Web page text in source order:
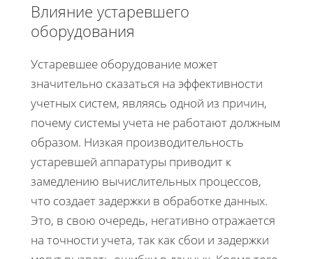
Влияние устаревшего
оборудования
Устаревшее оборудование может
значительно сказаться на эффективности
учетных систем, являясь одной из причин,
почему системы учета не работают должным
образом. Низкая производительность
устаревшей аппаратуры приводит к
замедлению вычислительных процессов,
что создает задержки в обработке данных.
Это, в свою очередь, негативно отражается
на точности учета, так как сбои и задержки